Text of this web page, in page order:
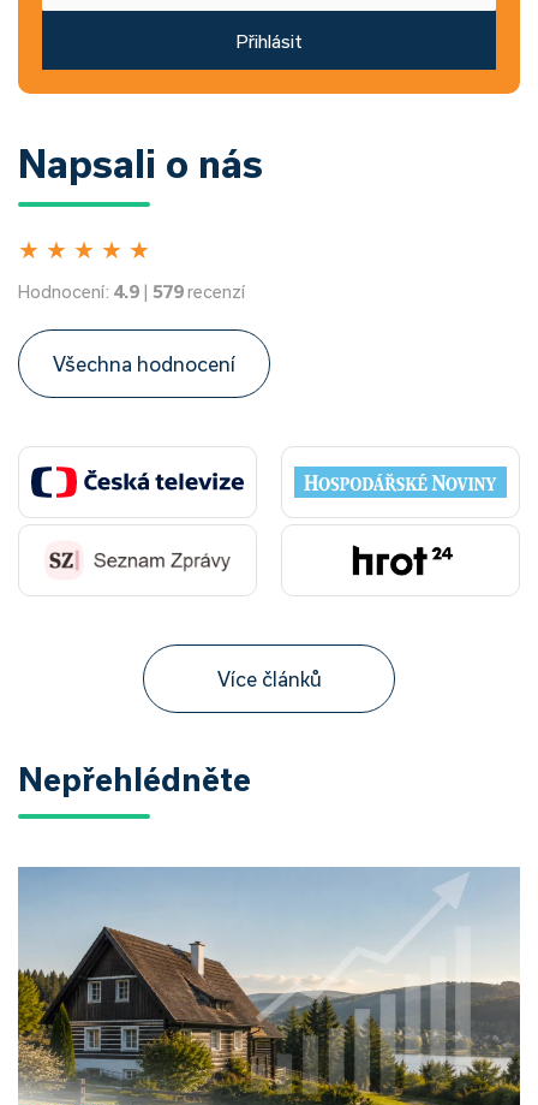
Přihlásit
Napsali o nás
★ ★ ★ ★ ★
Hodnocení: 4.9 | 579recenzí
Všechna hodnocení
Více článků
Nepřehlédněte